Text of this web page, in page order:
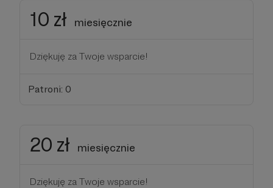
10 zł miesięcznie
Dziękuję za Twoje wsparcie!
Patroni: 0
20 zł miesięcznie
Dziękuję za Twoje wsparcie!